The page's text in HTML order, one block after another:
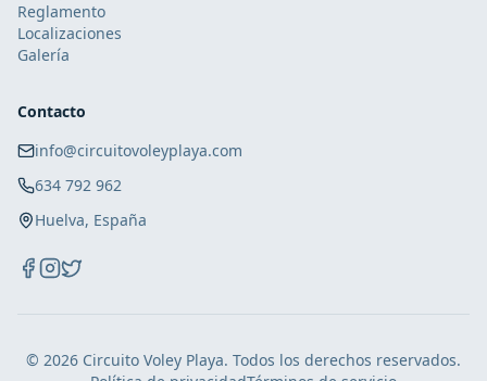
Reglamento
Localizaciones
Galería
Contacto
info@circuitovoleyplaya.com
634 792 962
Huelva, España
© 2026 Circuito Voley Playa. Todos los derechos reservados.